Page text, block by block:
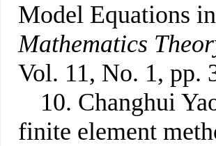
Model Equations
Mathematics
Vol. 11, No. 1, pp.
10. Changhui
finite element